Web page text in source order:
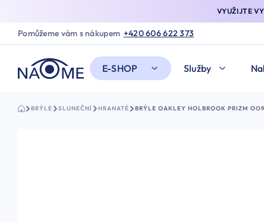
VYUŽIJTE
Pomůžeme vám s nákupem +420 606 622 373
E-SHOP Služby
BRÝLE SLUNEČNÍ HRANATÉ BRÝLE OAKLEY HOLBROOK PRIZM